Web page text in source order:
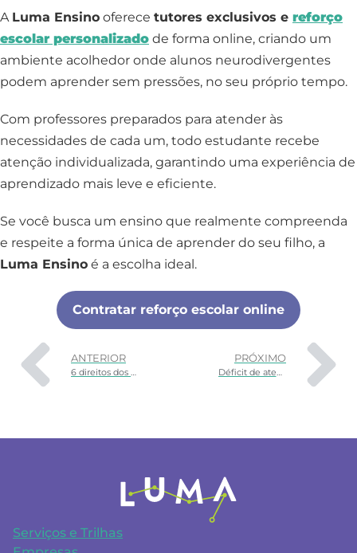
A Luma Ensino oferece tutores exclusivos e reforço
escolar personalizado de forma online, criando um
ambiente acolhedor onde alunos neurodivergentes
podem aprender sem pressões, no seu próprio tempo.
Com professores preparados para atender às
necessidades de cada um, todo estudante recebe
atenção individualizada, garantindo uma experiência de
aprendizado mais leve e eficiente.
Se você busca um ensino que realmente compreenda
e respeite a forma única de aprender do seu filho, a
Luma Ensino é a escolha ideal.
Contratar reforço escolar online
ANTERIOR
6 direitos dos autistas que você precisa conhecer!
PRÓXIMO
Déficit de atenção: entenda os principais sinais
Serviços e Trilhas